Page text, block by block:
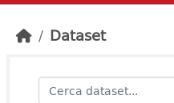
Dataset